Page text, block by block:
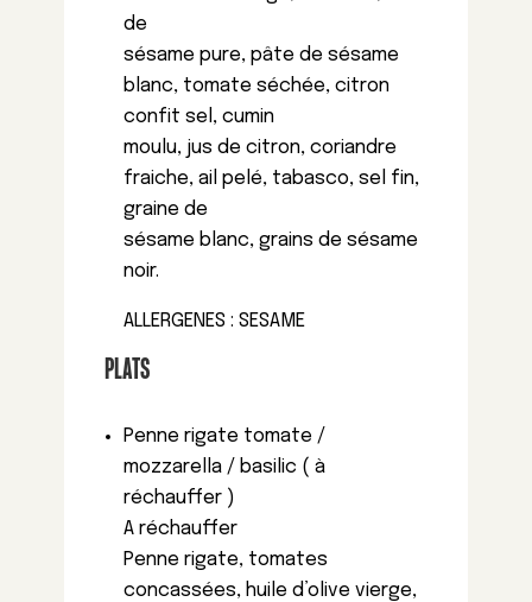
de
sésame pure, pâte de sésame
blanc, tomate séchée, citron
confit sel, cumin
moulu, jus de citron, coriandre
fraiche, ail pelé, tabasco, sel fin,
graine de
sésame blanc, grains de sésame
noir.
ALLERGENES : SESAME
PLATS
Penne rigate tomate /
mozzarella / basilic ( à
réchauffer )
A réchauffer
Penne rigate, tomates
concassées, huile d’olive vierge,